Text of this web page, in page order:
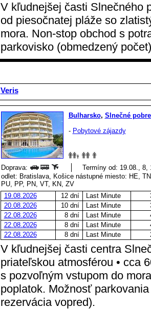
V kľudnejšej časti Slnečného
od piesočnatej pláže so
mora. Non-stop obchod s
parkovisko (obmedzený
Veris
Bulharsko, Slnečné
- Pobytové zájazdy
Doprava:
Termíny od: 19.08., 8,
odlet: Bratislava, Košice nástupné miesto: HE,
PU, PP, PN, VT, KN, ZV
19.08.2026
12 dní Last Minute
20.08.2026
10 dní Last Minute
22.08.2026
8 dní Last Minute
22.08.2026
8 dní Last Minute
22.08.2026
8 dní Last Minute
V kľudnejšej časti centra
priateľskou atmosférou • cca
s pozvoľným vstupom do
poplatok. Možnosť
rezervácia vopred).